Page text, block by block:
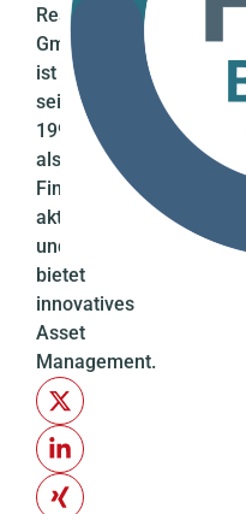
Research
GmbH
ist
seit
1994
als
Finanzdienstleister
aktiv
und
bietet
innovatives
Asset
Management.